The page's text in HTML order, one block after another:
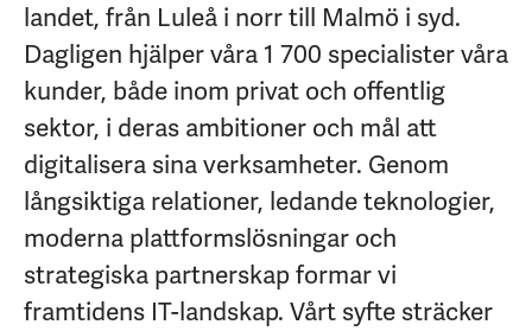
landet, från Luleå i norr till Malmö i syd.
Dagligen hjälper våra 1 700 specialister våra
kunder, både inom privat och offentlig
sektor, i deras ambitioner och mål att
digitalisera sina verksamheter. Genom
långsiktiga relationer, ledande teknologier,
moderna plattformslösningar och
strategiska partnerskap formar vi
framtidens IT-landskap. Vårt syfte sträcker